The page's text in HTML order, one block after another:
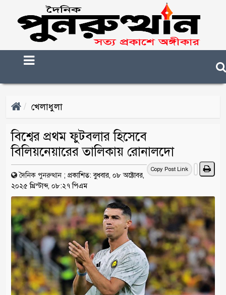
খেলাধুলা
বিশ্বের প্রথম ফুটবলার হিসেবে
বিলিয়নেয়ারের তালিকায় রোনালদো
Copy Post Link
দৈনিক পুনরুত্থান ; প্রকাশিত: বুধবার, ০৮ অক্টোবর,
২০২৫ খ্রিস্টাব্দ, ০৮:২৭ পিএম